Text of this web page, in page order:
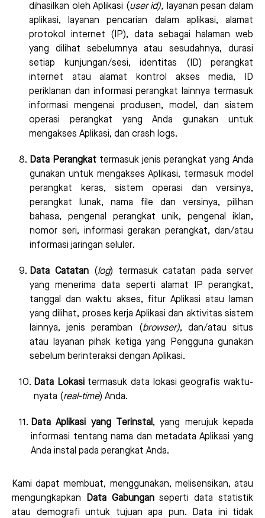
dihasilkan oleh Aplikasi (user id), layanan pesan dalam
aplikasi, layanan pencarian dalam aplikasi, alamat
protokol internet (IP), data sebagai halaman web
yang dilihat sebelumnya atau sesudahnya, durasi
setiap kunjungan/sesi, identitas (ID) perangkat
internet atau alamat kontrol akses media, ID
periklanan dan informasi perangkat lainnya termasuk
informasi mengenai produsen, model, dan sistem
operasi perangkat yang Anda gunakan untuk
mengakses Aplikasi, dan crash logs.
Data Perangkat termasuk jenis perangkat yang Anda
gunakan untuk mengakses Aplikasi, termasuk model
perangkat keras, sistem operasi dan versinya,
perangkat lunak, nama file dan versinya, pilihan
bahasa, pengenal perangkat unik, pengenal iklan,
nomor seri, informasi gerakan perangkat, dan/atau
informasi jaringan seluler.
Data Catatan(log) termasuk catatan pada server
yang menerima data seperti alamat IP perangkat,
tanggal dan waktu akses, fitur Aplikasi atau laman
yang dilihat, proses kerja Aplikasi dan aktivitas sistem
lainnya, jenis peramban (browser), dan/atau situs
atau layanan pihak ketiga yang Pengguna gunakan
sebelum berinteraksi dengan Aplikasi.
Data Lokasi termasuk data lokasi geografis waktu-
nyata (real-time) Anda.
Data Aplikasi yang Terinstal , yang merujuk kepada
informasi tentang nama dan metadata Aplikasi yang
Anda instal pada perangkat Anda.
Kami dapat membuat, menggunakan, melisensikan, atau
mengungkapkan
Data Gabunganseperti data statistik
atau demografi untuk tujuan apa pun. Data ini tidak